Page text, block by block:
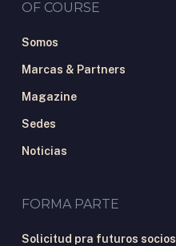
OF COURSE
Somos
Marcas & Partners
Magazine
Sedes
Noticias
FORMA PARTE
Solicitud pra futuros socios